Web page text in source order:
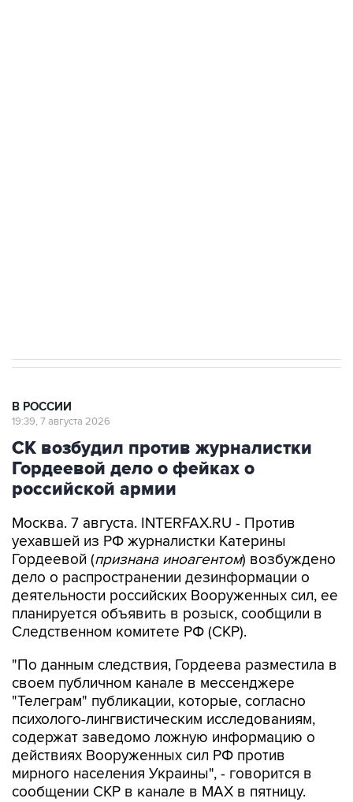
В РОССИИ
19:39, 7 августа 2026
СК возбудил против журналистки
Гордеевой дело о фейках о
российской армии
Москва. 7 августа. INTERFAX.RU - Против
уехавшей из РФ журналистки Катерины
Гордеевой (признана иноагентом) возбуждено
дело о распространении дезинформации о
деятельности российских Вооруженных сил, ее
планируется объявить в розыск, сообщили в
Следственном комитете РФ (СКР).
"По данным следствия, Гордеева разместила в
своем публичном канале в мессенджере
"Телеграм" публикации, которые, согласно
психолого-лингвистическим исследованиям,
содержат заведомо ложную информацию о
действиях Вооруженных сил РФ против
мирного населения Украины", - говорится в
сообщении СКР в канале в MAX в пятницу.